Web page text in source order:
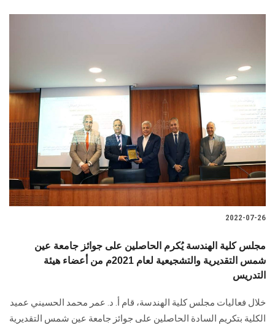
2022-07-26
مجلس كلية الهندسة يُكرم الحاصلين على جوائز جامعة عين
شمس التقديرية والتشجيعية لعام 2021م من أعضاء هيئة
التدريس
خلال فعاليات مجلس كلية الهندسة، قام أ. د. عمر محمد الحسيني عميد
الكلية بتكريم السادة الحاصلين على جوائز جامعة عين شمس التقديرية